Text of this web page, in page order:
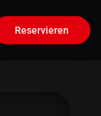
Reservieren